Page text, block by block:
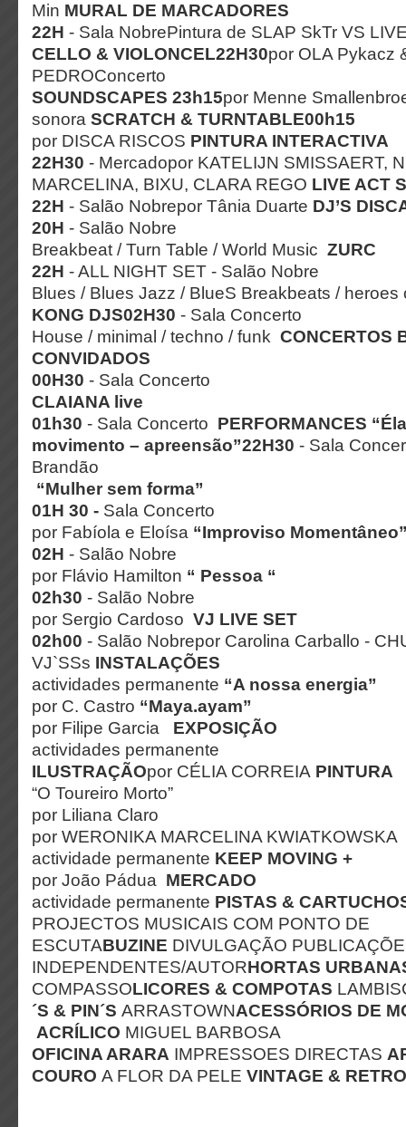
Min MURAL DE MARCADORES
22H - Sala NobrePintura de SLAP SkTr VS
CELLO & VIOLONCEL22H30por OLA Pykacz
PEDROConcerto
SOUNDSCAPES 23h15por Menne
sonora SCRATCH & TURNTABLE00h15
por DISCA RISCOS PINTURA INTERACTIVA
22H30 - Mercadopor KATELIJN SMISSAERT,
MARCELINA, BIXU, CLARA REGO LIVE ACT
22H - Salão Nobrepor Tânia Duarte DJ’S
20H - Salão Nobre
Breakbeat / Turn Table / World Music ZURC
22H - ALL NIGHT SET - Salão Nobre
Blues / Blues Jazz / BlueS Breakbeats /
KONG DJS02H30 - Sala Concerto
House / minimal / techno / funk CONCERTOS
CONVIDADOS
00H30 - Sala Concerto
CLAIANA live
01h30 - Sala Concerto PERFORMANCES
movimento – apreensão”22H30 - Sala
Brandão
“Mulher sem forma”
01H 30 - Sala Concerto
por Fabíola e Eloísa “Improviso
02H - Salão Nobre
por Flávio Hamilton “ Pessoa “
02h30 - Salão Nobre
por Sergio Cardoso VJ LIVE SET
02h00 - Salão Nobrepor Carolina Carballo -
VJ`SSs INSTALAÇÕES
actividades permanente “A nossa energia”
por C. Castro “Maya.ayam”
por Filipe Garcia EXPOSIÇÃO
actividades permanente
ILUSTRAÇÃOpor CÉLIA CORREIA PINTURA
“O Toureiro Morto”
por Liliana Claro
por WERONIKA MARCELINA KWIATKOWSKA
actividade permanente KEEP MOVING +
por João Pádua MERCADO
actividade permanente PISTAS &
PROJECTOS MUSICAIS COM PONTO DE
ESCUTABUZINE DIVULGAÇÃO
INDEPENDENTES/AUTORHORTAS
COMPASSOLICORES & COMPOTAS
´S & PIN´S ARRASTOWNACESSÓRIOS DE
ACRÍLICO MIGUEL BARBOSA
OFICINA ARARA IMPRESSOES DIRECTAS
COURO A FLOR DA PELE VINTAGE & RETRO